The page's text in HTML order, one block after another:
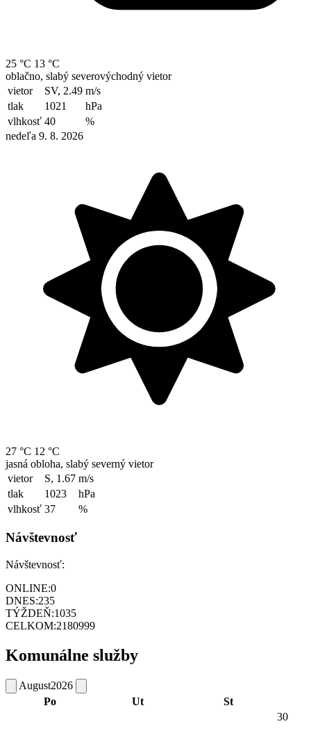
25 °C 13 °C
oblačno, slabý severovýchodný vietor
vietor
SV, 2.49 m/s
tlak
1021
hPa
vlhkosť 40
%
nedeľa 9. 8. 2026
27 °C 12 °C
jasná obloha, slabý severný vietor
vietor
S, 1.67 m/s
tlak
1023
hPa
vlhkosť 37 %
Návštevnosť
Návštevnosť:
ONLINE:0
DNES:235
TÝŽDEŇ:1035
CELKOM:2180999
Komunálne služby
August2026
Po
Ut St
30